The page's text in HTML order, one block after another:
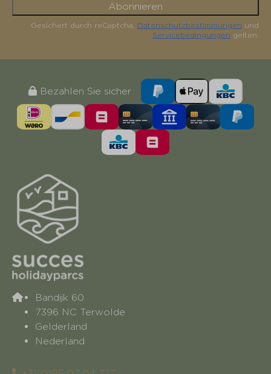
Abonnieren
Gesichert durch reCaptcha, Datenschutzbestimmungen und
Servicebedingungen gelten.
Bezahlen Sie sicher
Bandijk 60
7396 NC Terwolde
Gelderland
Nederland